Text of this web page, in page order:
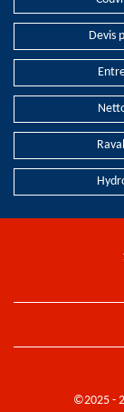
Devis
©2025 -